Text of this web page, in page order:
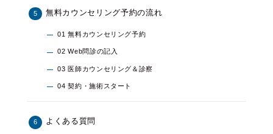
無料カウンセリング予約の流れ
01 無料カウンセリング予約
02 Web問診の記入
03 医師カウンセリング＆診察
04 契約・施術スタート
よくある質問